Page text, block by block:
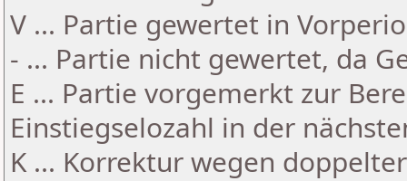
V ... Partie gewertet in
- ... Partie nicht gewertet, da
E ... Partie vorgemerkt zur
Einstiegselozahl in der
K ... Korrektur wegen